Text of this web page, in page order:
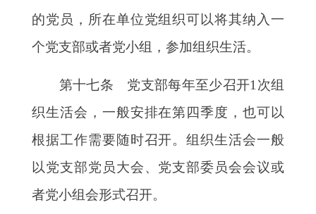
的党员，所在单位党组织可以将其纳入一
个党支部或者党小组，参加组织生活。
第十七条 党支部每年至少召开1次组
织生活会，一般安排在第四季度，也可以
根据工作需要随时召开。组织生活会一般
以党支部党员大会、党支部委员会会议或
者党小组会形式召开。